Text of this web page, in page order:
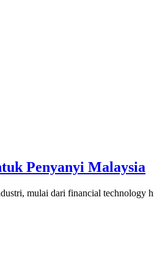
Penyanyi Malaysia
mulai dari financial technology